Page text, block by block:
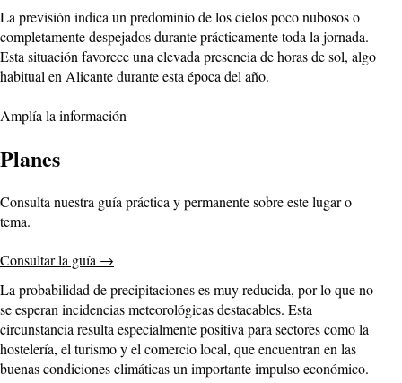
La previsión indica un predominio de los cielos poco nubosos o
completamente despejados durante prácticamente toda la jornada.
Esta situación favorece una elevada presencia de horas de sol, algo
habitual en Alicante durante esta época del año.
Amplía la información
Planes
Consulta nuestra guía práctica y permanente sobre este lugar o
tema.
Consultar la guía →
La probabilidad de precipitaciones es muy reducida, por lo que no
se esperan incidencias meteorológicas destacables. Esta
circunstancia resulta especialmente positiva para sectores como la
hostelería, el turismo y el comercio local, que encuentran en las
buenas condiciones climáticas un importante impulso económico.